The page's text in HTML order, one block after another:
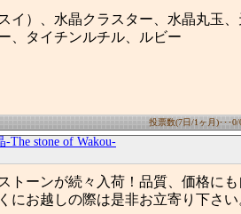
イ）、水晶クラスター、水晶丸玉、
、タイチンルチル、ルビー
投票数(7日/1ヶ月)･･･
The stone of Wakou-
トーンが続々入荷！品質、価格に
にお越しの際は是非お立寄り下さ